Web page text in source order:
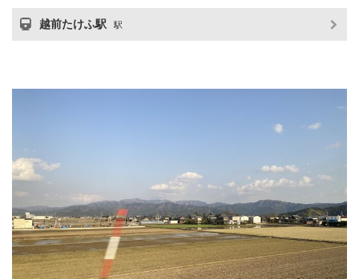
越前たけふ駅 駅